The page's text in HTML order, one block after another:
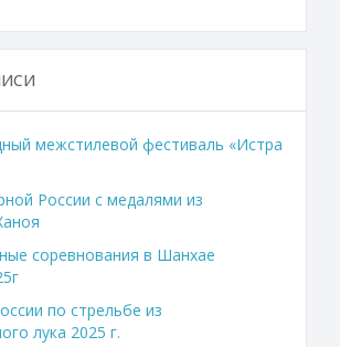
межстилевой фестиваль «Истра
России с медалями из
соревнования в Шанхае
по стрельбе из
лука 2025 г.